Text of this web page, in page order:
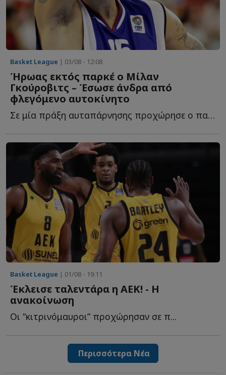
Basket League | 03/08 - 12:08
Ήρωας εκτός παρκέ ο Μίλαν
Γκούροβιτς – Έσωσε άνδρα από
φλεγόμενο αυτοκίνητο
Σε μία πράξη αυταπάρνησης προχώρησε ο παλαίμαχος άσος τ...
Basket League | 01/08 - 19:11
Έκλεισε ταλεντάρα η ΑΕΚ! - Η
ανακοίνωση
Οι “κιτρινόμαυροι” προχώρησαν σε π...
Περισσότερα Νέα